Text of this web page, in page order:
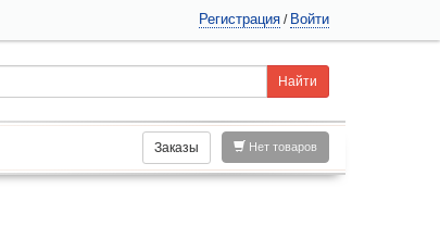
Регистрация / Войти
Нет товаров
Заказы